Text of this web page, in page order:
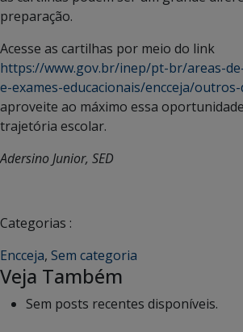
preparação.
Acesse as cartilhas por meio do link
https://www.gov.br/inep/pt-br/areas-
e-exames-educacionais/encceja/
aproveite ao máximo essa
trajetória escolar.
Adersino Junior, SED
Categorias :
Encceja, Sem categoria
Veja Também
Sem posts recentes disponíveis.